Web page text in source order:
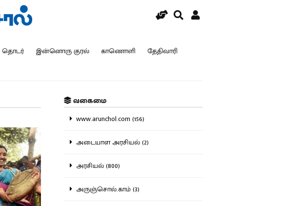
தொடர் இன்னொரு குரல் காணொளி தேதிவாரி
வகைமை
www.arunchol.com (156)
அடையாள அரசியல் (2)
அரசியல் (800)
அருஞ்சொல்.காம் (3)